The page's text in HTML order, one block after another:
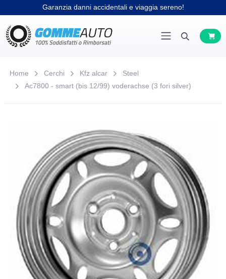
Garanzia danni accidentali e viaggia sereno!
Home Cerchi Kfz alcar
Steel
Ac7800 - smart (bis 12/99) voderachse (3 fori silver)